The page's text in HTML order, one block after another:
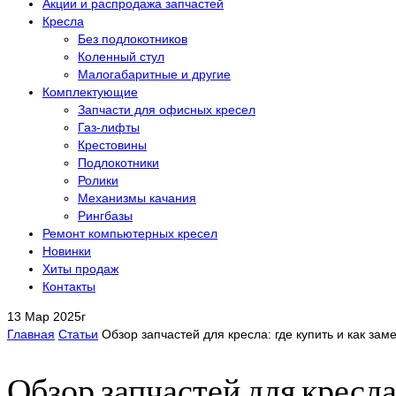
Акции и распродажа запчастей
Кресла
Без подлокотников
Коленный стул
Малогабаритные и другие
Комплектующие
Запчасти для офисных кресел
Газ-лифты
Крестовины
Подлокотники
Ролики
Механизмы качания
Рингбазы
Ремонт компьютерных кресел
Новинки
Хиты продаж
Контакты
13 Мар 2025г
Главная Статьи Обзор запчастей для кресла: где купить и как